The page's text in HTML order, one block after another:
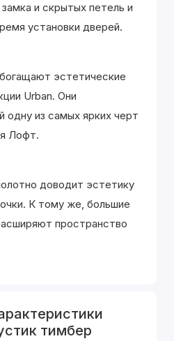
и скрытых петель и
установки дверей.
эстетические
Urban. Они
одну из самых ярких черт
Лофт.
доводит эстетику
К тому же, большие
пространство
тимбер